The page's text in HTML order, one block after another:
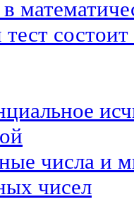
числа и
чисел